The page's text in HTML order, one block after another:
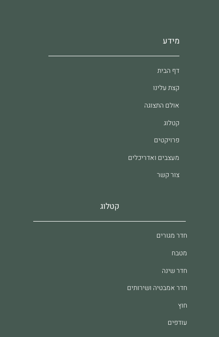
מידע
דף הבית
קצת עלינו
אולם התצוגה
קטלוג
פרויקטים
מעצבים ואדריכלים
צור קשר
קטלוג
חדר מגורים
מטבח
חדר שינה
חדר אמבטיה ושירותים
חוץ
עודפים